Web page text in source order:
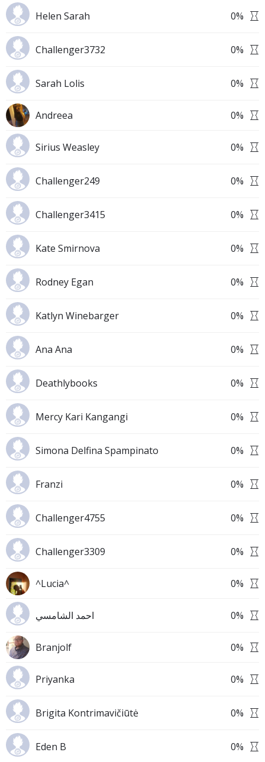
Helen Sarah 0%
Challenger3732 0%
Sarah Lolis 0%
Andreea 0%
Sirius Weasley 0%
Challenger249 0%
Challenger3415 0%
Kate Smirnova 0%
Rodney Egan 0%
Katlyn Winebarger 0%
Ana Ana 0%
Deathlybooks 0%
Mercy Kari Kangangi 0%
Simona Delfina Spampinato 0%
Franzi 0%
Challenger4755 0%
Challenger3309 0%
^Lucia^ 0%
احمد الشامسي 0%
Branjolf 0%
Priyanka 0%
Brigita Kontrimavičiūtė 0%
Eden B 0%